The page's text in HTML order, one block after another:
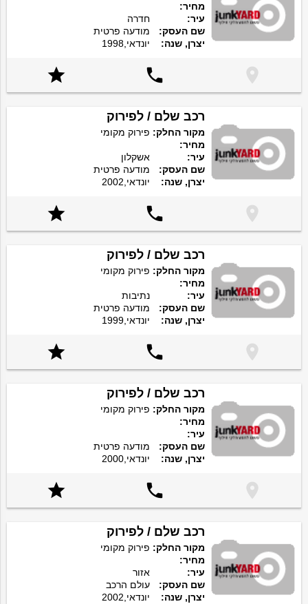
מחיר:
עיר:
חדרה
שם העסק:
מודעה פרטית
יצרן, שנה:
יונדאי,1998



רכב שלם / לפירוק
מקור החלק: פירוק מקומי
מחיר:
עיר:
אשקלון
שם העסק:
מודעה פרטית
יצרן, שנה:
יונדאי,2002



רכב שלם / לפירוק
מקור החלק: פירוק מקומי
מחיר:
עיר:
נתיבות
שם העסק:
מודעה פרטית
יצרן, שנה:
יונדאי,1999



רכב שלם / לפירוק
מקור החלק: פירוק מקומי
מחיר:
עיר:
שם העסק:
מודעה פרטית
יצרן, שנה:
יונדאי,2000



רכב שלם / לפירוק
מקור החלק: פירוק מקומי
מחיר:
עיר:
אזור
שם העסק:
עולם הרכב
יצרן, שנה:
יונדאי,2002